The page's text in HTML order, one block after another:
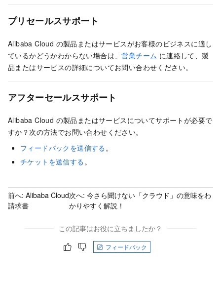
プリセールスサポート
Alibaba Cloud の製品またはサービスがお客様のビジネスに適し
ているかどうかわからない場合は、営業チーム に連絡して、製
品またはサービスの詳細についてお問い合わせください。
アフターセールスサポート
Alibaba Cloud の製品またはサービスについてサポートが必要で
すか？次の方法でお問い合わせください。
フィードバックを送信する。
チケットを送信する。
前へ: Alibaba Cloud
請求書
次へ:今さら聞けない「クラウド」の意味をわ
かりやすく解説！
この記事はお役に立ちましたか？
フィードバック